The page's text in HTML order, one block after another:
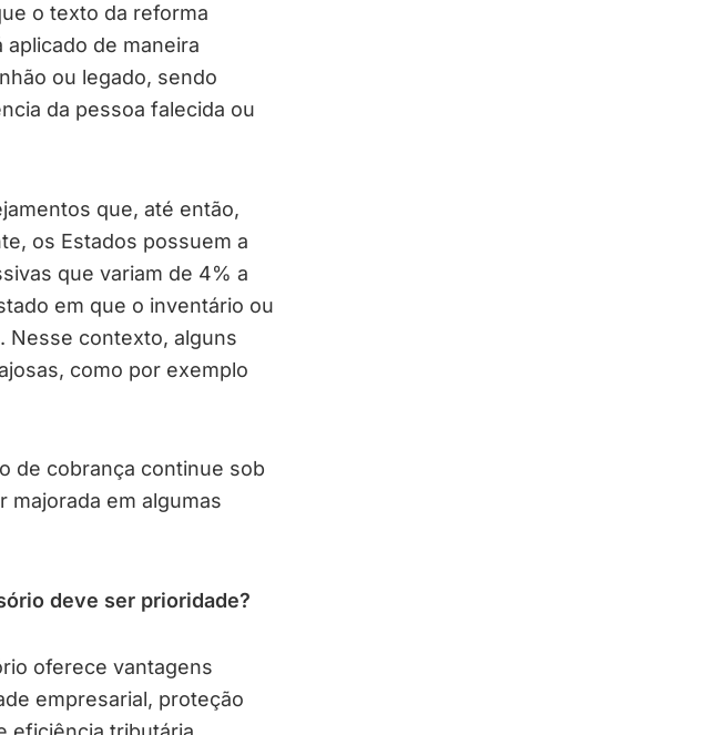
o texto da reforma
de maneira
ou legado, sendo
da pessoa falecida ou
que, até então,
os Estados possuem a
que variam de 4% a
em que o inventário ou
Nesse contexto, alguns
como por exemplo
de cobrança continue sob
majorada em algumas
deve ser prioridade?
oferece vantagens
empresarial, proteção